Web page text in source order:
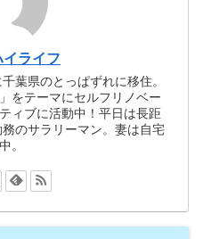
ライフ
葉県のとっぱずれに移住。
をテーマにセルフリノベー
ィブに活動中！平日は長距
のサラリーマン。妻は自宅
。